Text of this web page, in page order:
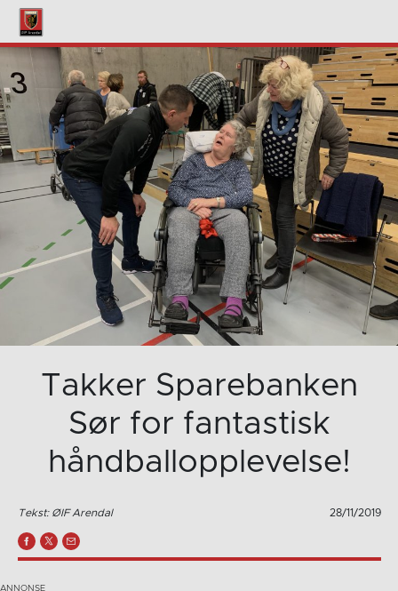
Takker Sparebanken
Sør for fantastisk
håndballopplevelse!
Tekst: ØIF Arendal 28/11/2019